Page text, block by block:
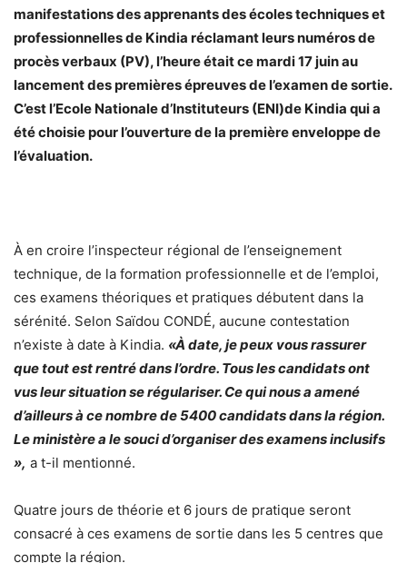
manifestations des apprenants des écoles techniques et
professionnelles de Kindia réclamant leurs numéros de
procès verbaux (PV), l’heure était ce mardi 17 juin au
lancement des premières épreuves de l’examen de sortie.
C’est l’Ecole Nationale d’Instituteurs (ENI)de Kindia qui a
été choisie pour l’ouverture de la première enveloppe de
l’évaluation.
À en croire l’inspecteur régional de l’enseignement
technique, de la formation professionnelle et de l’emploi,
ces examens théoriques et pratiques débutent dans la
sérénité. Selon Saïdou CONDÉ, aucune contestation
n’existe à date à Kindia. «À date, je peux vous rassurer
que tout est rentré dans l’ordre. Tous les candidats ont
vus leur situation se régulariser. Ce qui nous a amené
d’ailleurs à ce nombre de 5400 candidats dans la région.
Le ministère a le souci d’organiser des examens inclusifs
», a t-il mentionné.
Quatre jours de théorie et 6 jours de pratique seront
consacré à ces examens de sortie dans les 5 centres que
compte la région.